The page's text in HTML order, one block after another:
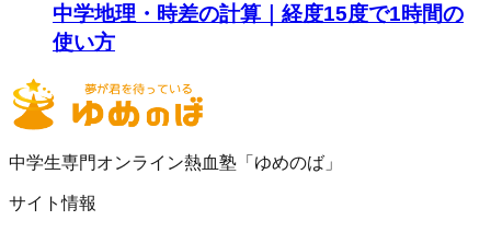
中学地理・時差の計算｜経度15度で1時間の
使い方
中学生専門オンライン熱血塾「ゆめのば」
サイト情報